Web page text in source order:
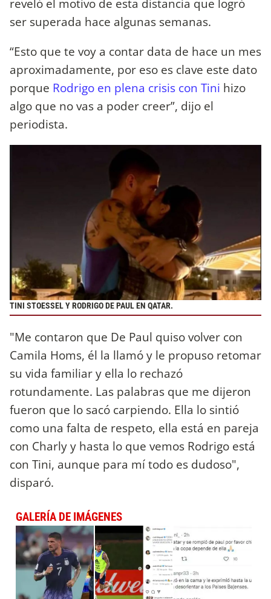
reveló el motivo de esta distancia que logró
ser superada hace algunas semanas.
“Esto que te voy a contar data de hace un mes
aproximadamente, por eso es clave este dato
porque Rodrigo en plena crisis con Tini hizo
algo que no vas a poder creer”, dijo el
periodista.
TINI STOESSEL Y RODRIGO DE PAUL EN QATAR.
"Me contaron que De Paul quiso volver con
Camila Homs, él la llamó y le propuso retomar
su vida familiar y ella lo rechazó
rotundamente. Las palabras que me dijeron
fueron que lo sacó carpiendo. Ella lo sintió
como una falta de respeto, ella está en pareja
con Charly y hasta lo que vemos Rodrigo está
con Tini, aunque para mí todo es dudoso",
disparó.
GALERÍA DE IMÁGENES